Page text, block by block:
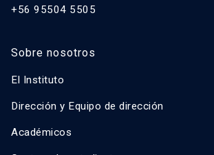
+56 95504 5505
Sobre nosotros
El Instituto
Dirección y Equipo de dirección
Académicos